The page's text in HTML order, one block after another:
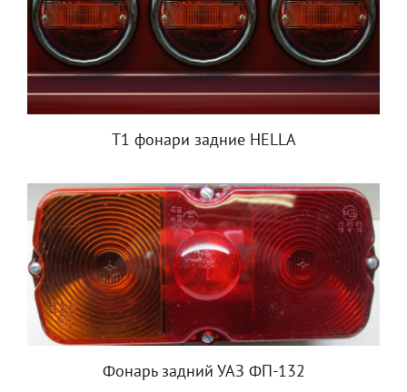
T1 фонари задние HELLA
Фонарь задний УАЗ ФП-132